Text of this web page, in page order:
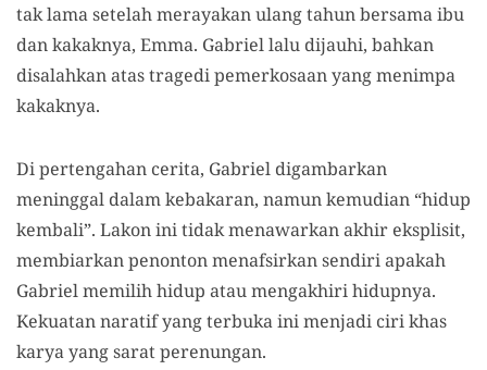
tak lama setelah merayakan ulang tahun bersama ibu
dan kakaknya, Emma. Gabriel lalu dijauhi, bahkan
disalahkan atas tragedi pemerkosaan yang menimpa
kakaknya.
Di pertengahan cerita, Gabriel digambarkan
meninggal dalam kebakaran, namun kemudian “hidup
kembali”. Lakon ini tidak menawarkan akhir eksplisit,
membiarkan penonton menafsirkan sendiri apakah
Gabriel memilih hidup atau mengakhiri hidupnya.
Kekuatan naratif yang terbuka ini menjadi ciri khas
karya yang sarat perenungan.